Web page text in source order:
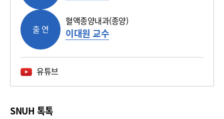
출 연
혈액종양내과(종양)
이대원 교수
유튜브
SNUH 톡톡